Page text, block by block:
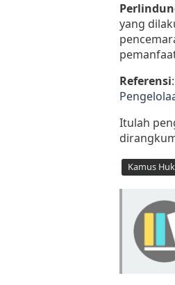
yang
Referensi
Itulah
Kamus